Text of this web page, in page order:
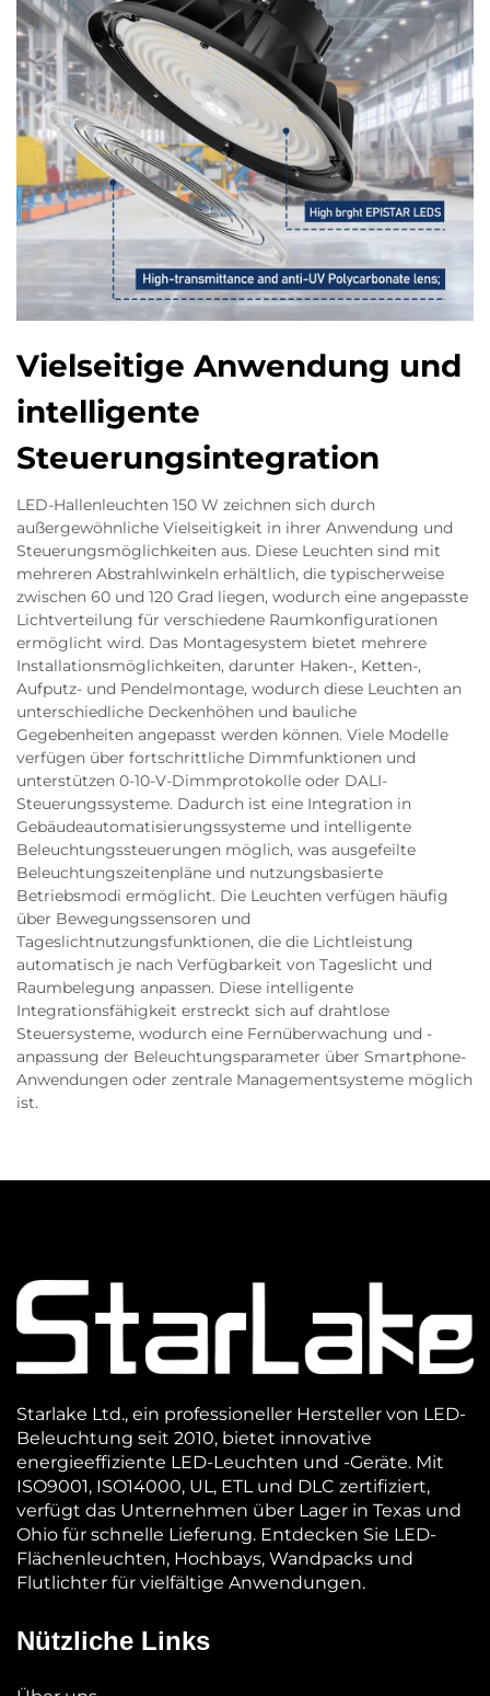
Vielseitige Anwendung und
intelligente
Steuerungsintegration
LED-Hallenleuchten 150 W zeichnen sich durch
außergewöhnliche Vielseitigkeit in ihrer Anwendung und
Steuerungsmöglichkeiten aus. Diese Leuchten sind mit
mehreren Abstrahlwinkeln erhältlich, die typischerweise
zwischen 60 und 120 Grad liegen, wodurch eine angepasste
Lichtverteilung für verschiedene Raumkonfigurationen
ermöglicht wird. Das Montagesystem bietet mehrere
Installationsmöglichkeiten, darunter Haken-, Ketten-,
Aufputz- und Pendelmontage, wodurch diese Leuchten an
unterschiedliche Deckenhöhen und bauliche
Gegebenheiten angepasst werden können. Viele Modelle
verfügen über fortschrittliche Dimmfunktionen und
unterstützen 0-10-V-Dimmprotokolle oder DALI-
Steuerungssysteme. Dadurch ist eine Integration in
Gebäudeautomatisierungssysteme und intelligente
Beleuchtungssteuerungen möglich, was ausgefeilte
Beleuchtungszeitenpläne und nutzungsbasierte
Betriebsmodi ermöglicht. Die Leuchten verfügen häufig
über Bewegungssensoren und
Tageslichtnutzungsfunktionen, die die Lichtleistung
automatisch je nach Verfügbarkeit von Tageslicht und
Raumbelegung anpassen. Diese intelligente
Integrationsfähigkeit erstreckt sich auf drahtlose
Steuersysteme, wodurch eine Fernüberwachung und -
anpassung der Beleuchtungsparameter über Smartphone-
Anwendungen oder zentrale Managementsysteme möglich
ist.
Starlake Ltd., ein professioneller Hersteller von LED-
Beleuchtung seit 2010, bietet innovative
energieeffiziente LED-Leuchten und -Geräte. Mit
ISO9001, ISO14000, UL, ETL und DLC zertifiziert,
verfügt das Unternehmen über Lager in Texas und
Ohio für schnelle Lieferung. Entdecken Sie LED-
Flächenleuchten, Hochbays, Wandpacks und
Flutlichter für vielfältige Anwendungen.
Nützliche Links